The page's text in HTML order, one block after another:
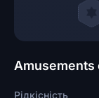
Amusements
Рідкісність